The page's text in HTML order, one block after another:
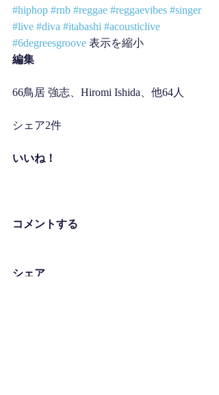
#hiphop #rnb #reggae #reggaevibes #singer
#live #diva #itabashi #acousticlive
#6degreesgroove 表示を縮小
編集
66鳥居 強志、Hiromi Ishida、他64人
シェア2件
いいね！
コメントする
シェア